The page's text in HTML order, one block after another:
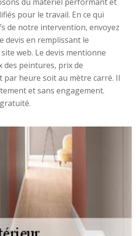
pour le travail. En ce qui
de notre intervention, envoyez
devis en remplissant le
web. Le devis mentionne
des peintures, prix de
par heure soit au mètre carré. Il
et sans engagement.